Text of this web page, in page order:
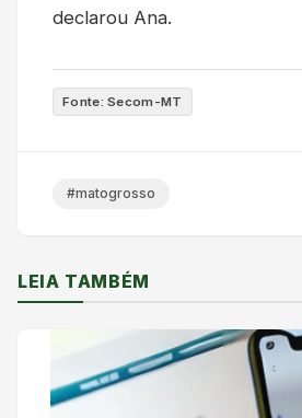
declarou Ana.
Fonte: Secom-MT
#matogrosso
LEIA TAMBÉM